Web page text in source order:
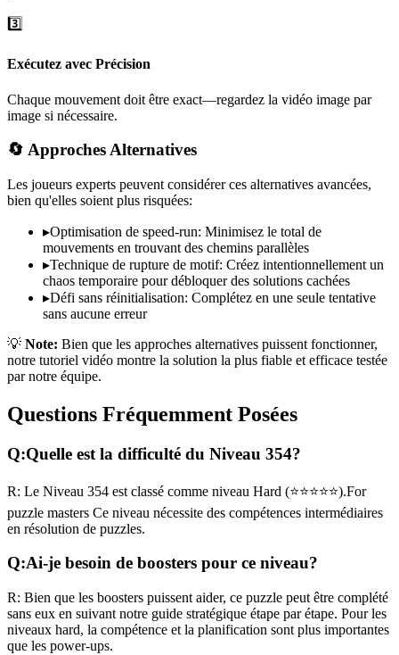
3️⃣
Exécutez avec Précision
Chaque mouvement doit être exact—regardez la vidéo image par
image si nécessaire.
🔄 Approches Alternatives
Les joueurs experts peuvent considérer ces alternatives avancées,
bien qu'elles soient plus risquées:
▸Optimisation de speed-run: Minimisez le total de
mouvements en trouvant des chemins parallèles
▸Technique de rupture de motif: Créez intentionnellement un
chaos temporaire pour débloquer des solutions cachées
▸Défi sans réinitialisation: Complétez en une seule tentative
sans aucune erreur
💡 Note: Bien que les approches alternatives puissent fonctionner,
notre tutoriel vidéo montre la solution la plus fiable et efficace testée
par notre équipe.
Questions Fréquemment Posées
Q:Quelle est la difficulté du Niveau 354?
R: Le Niveau 354 est classé comme niveau Hard (⭐⭐⭐⭐⭐).For
puzzle masters Ce niveau nécessite des compétences intermédiaires
en résolution de puzzles.
Q:Ai-je besoin de boosters pour ce niveau?
R: Bien que les boosters puissent aider, ce puzzle peut être complété
sans eux en suivant notre guide stratégique étape par étape. Pour les
niveaux hard, la compétence et la planification sont plus importantes
que les power-ups.